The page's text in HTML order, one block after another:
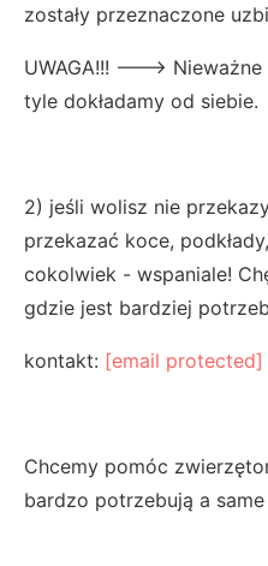
zostały przeznaczone
UWAGA!!! --->
tyle dokładamy od siebie.
2) jeśli wolisz nie
przekazać koce,
cokolwiek - wspaniale!
gdzie jest bardziej
kontakt: [email protected]
Chcemy pomóc
bardzo potrzebują a